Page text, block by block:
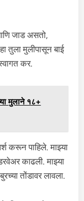
जाड असतो,
तुला मुलीपासून बाई
कर.
मुलाने १८+
करून पाहिले. माझ्या
काढली. माझ्या
तोंडावर लावला.